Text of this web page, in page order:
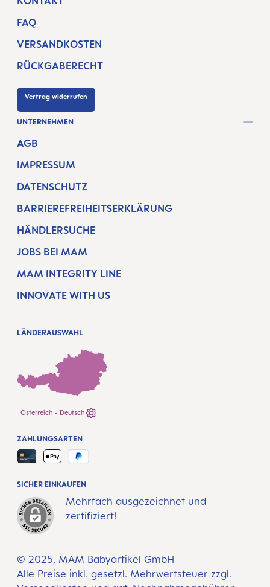
FAQ
VERSANDKOSTEN
RÜCKGABERECHT
Vertrag widerrufen
UNTERNEHMEN
AGB
IMPRESSUM
DATENSCHUTZ
BARRIEREFREIHEITSERKLÄRUNG
HÄNDLERSUCHE
JOBS BEI MAM
MAM INTEGRITY LINE
INNOVATE WITH US
LÄNDERAUSWAHL
Österreich - Deutsch
© 2025, MAM Babyartikel GmbH
Alle Preise inkl. gesetzl. Mehrwertsteuer zzgl.
SICHER EINKAUFEN
Mehrfach ausgezeichnet und
zertifiziert!
ZAHLUNGSARTEN